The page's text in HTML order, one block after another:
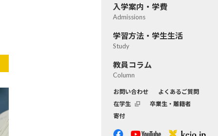
データで見る通信教育部
慶應義塾の特徴
1分でわかる慶應通信
入学案内・学費
Admissions
講演会アーカイブ
授業体験コーナー
インターネット出願(正科生)
学習方法・学生生活
Study
履修モデルケース
keio.jpマニュアル
教員コラム
Column
お問い合わせ
よくあるご質問
在学生
外
サ
卒業生・離籍者
寄付